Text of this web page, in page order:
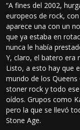
“A fines del 2002,
europeos de rock,
aparece una con un
que ya estaba en
nunca le había
Y, claro, el batero era
Listo, a esto hay que
mundo de los
stoner rock y todo
oídos. Grupos como
pero la que se llevó
Stone Age.